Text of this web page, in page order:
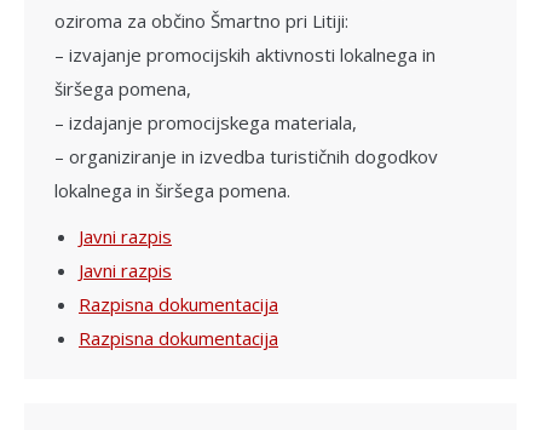
oziroma za občino Šmartno pri Litiji:
– izvajanje promocijskih aktivnosti lokalnega in
širšega pomena,
– izdajanje promocijskega materiala,
– organiziranje in izvedba turističnih dogodkov
lokalnega in širšega pomena.
Javni razpis
Javni razpis
Razpisna dokumentacija
Razpisna dokumentacija